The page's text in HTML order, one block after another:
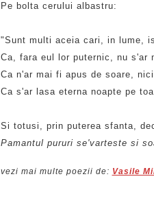
Pe bolta cerului albastru:
"Sunt multi aceia cari, in lume,
Ca, fara eul lor puternic, nu s'ar
Ca n'ar mai fi apus de soare,
Ca s'ar lasa eterna noapte pe
Si totusi, prin puterea sfanta,
Pamantul pururi se'varteste si
vezi mai multe poezii de: Vasile